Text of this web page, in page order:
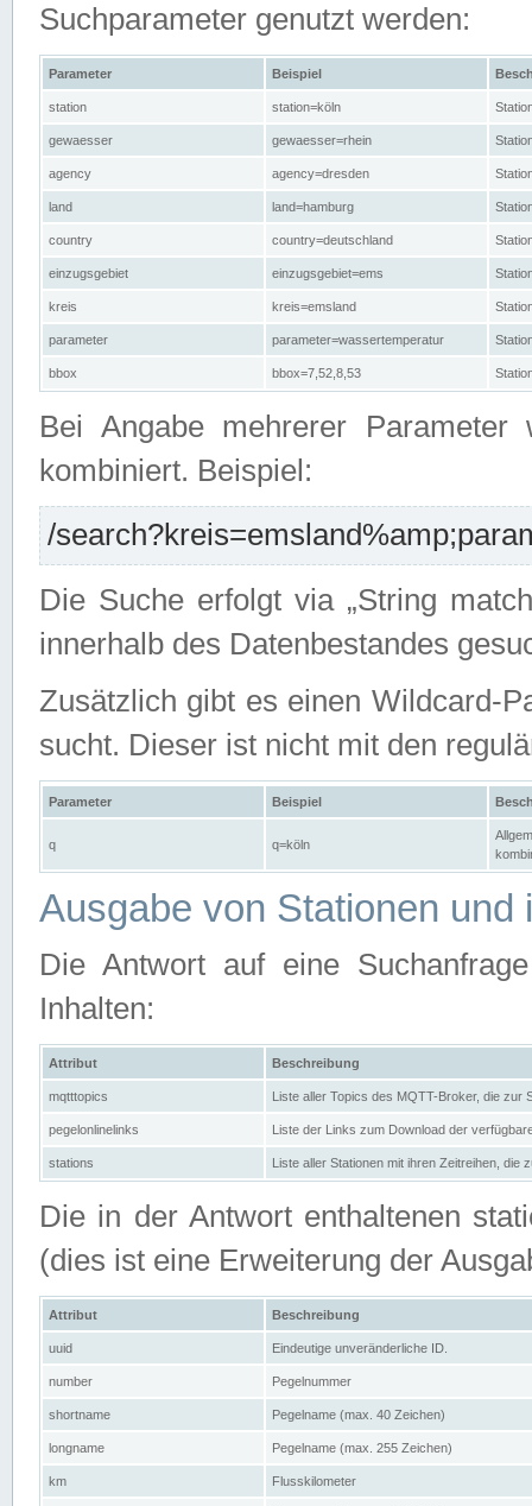
Suchparameter genutzt werden:
Parameter Beispiel
station station=köln
gewaesser gewaesser=rhein
agency agency=dresden
land land=hamburg
country country=deutschland
einzugsgebiet einzugsgebiet=ems
kreis kreis=emsland
parameter parameter=wassertemperatur
bbox bbox=7,52,8,53
Bei Angabe mehrerer Parameter
kombiniert. Beispiel:
/
Die Suche erfolgt via „String
innerhalb des Datenbestandes
Zusätzlich gibt es einen Wildcard-
sucht. Dieser ist nicht mit den
Parameter Beispiel
q q=köln
Ausgabe von Stationen und
Die Antwort auf eine
Inhalten:
Attribut Beschreibung
mqtttopics Liste aller Topics des MQTT-Broker, die zur
pegelonlinelinks Liste der Links zum Download der
stations Liste aller Stationen mit ihren Zeitreihen, die
Die in der Antwort enthaltenen
(dies ist eine Erweiterung der
Attribut Beschreibung
uuid Eindeutige unveränderliche ID.
number Pegelnummer
shortname Pegelname (max. 40 Zeichen)
longname Pegelname (max. 255 Zeichen)
km Flusskilometer